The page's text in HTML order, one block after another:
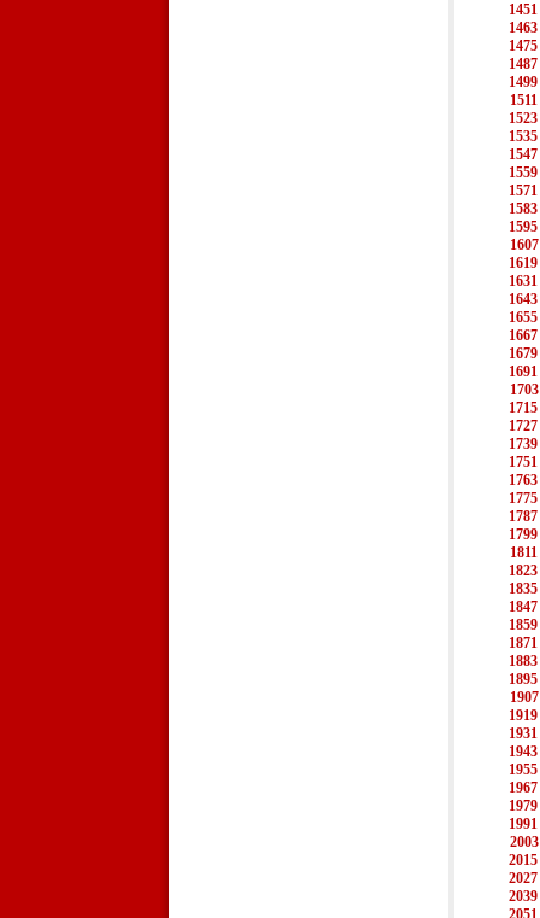
1451
1463
1475
1487
1499
1511
1523
1535
1547
1559
1571
1583
1595
1607
1619
1631
1643
1655
1667
1679
1691
1703
1715
1727
1739
1751
1763
1775
1787
1799
1811
1823
1835
1847
1859
1871
1883
1895
1907
1919
1931
1943
1955
1967
1979
1991
2003
2015
2027
2039
2051